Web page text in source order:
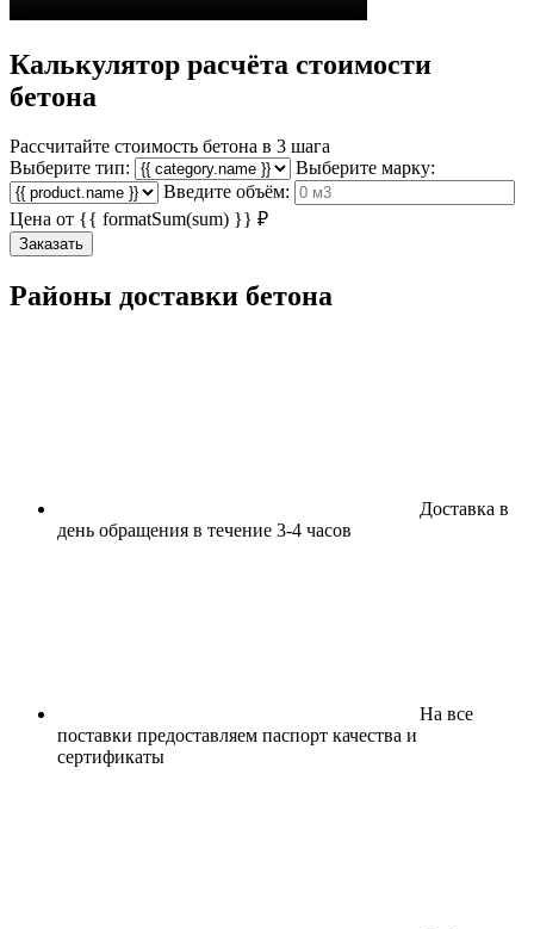
Калькулятор расчёта стоимости
бетона
Рассчитайте стоимость бетона в 3 шага
Выберите тип:
Выберите марку:
Введите объём:
Цена от {{ formatSum(sum) }} ₽
Заказать
Районы доставки бетона
Доставка в
день обращения в течение 3-4 часов
На все
поставки предоставляем паспорт качества и
сертификаты